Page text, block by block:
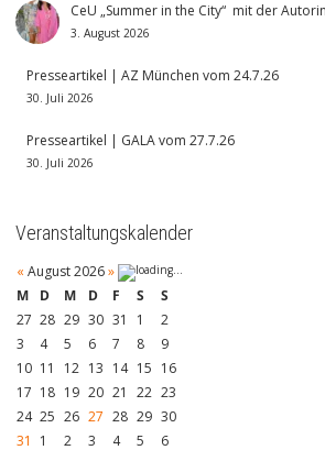
CeU „Summer in the City“ mit der
3. August 2026
Presseartikel | AZ München vom 24.7.26
30. Juli 2026
Presseartikel | GALA vom 27.7.26
30. Juli 2026
Veranstaltungskalender
« August 2026»
M
D M D F S
S
27 28 29 30 31 1
2
3
4 5 6 7 8
9
10 11 12 13 14 15 16
17 18 19 20 21 22 23
24 25 26 27 28 29 30
31
1 2 3 4 5 6